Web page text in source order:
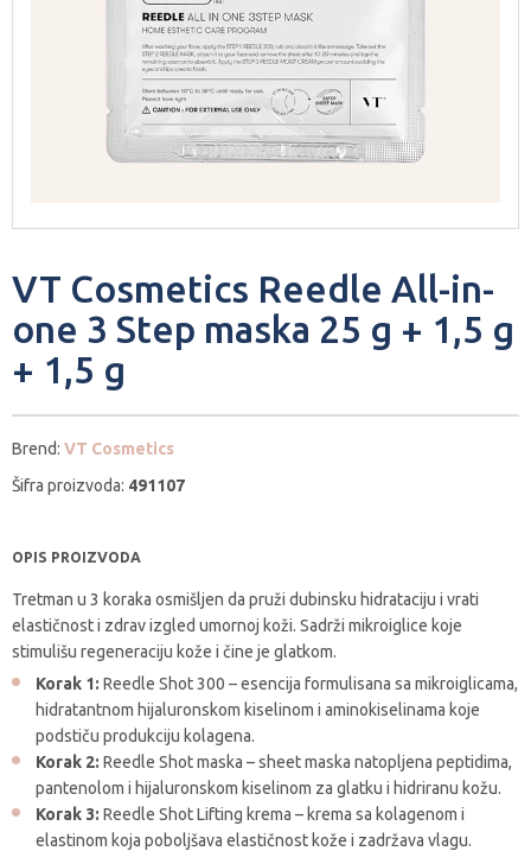
VT Cosmetics Reedle All-in-
one 3 Step maska 25 g + 1,5 g
+ 1,5 g
Brend: VT Cosmetics
Šifra proizvoda: 491107
OPIS PROIZVODA
Tretman u 3 koraka osmišljen da pruži dubinsku hidrataciju i vrati
elastičnost i zdrav izgled umornoj koži. Sadrži mikroiglice koje
stimulišu regeneraciju kože i čine je glatkom.
Korak 1: Reedle Shot 300 – esencija formulisana sa mikroiglicama,
hidratantnom hijaluronskom kiselinom i aminokiselinama koje
podstiču produkciju kolagena.
Korak 2: Reedle Shot maska – sheet maska natopljena peptidima,
pantenolom i hijaluronskom kiselinom za glatku i hidriranu kožu.
Korak 3: Reedle Shot Lifting krema – krema sa kolagenom i
elastinom koja poboljšava elastičnost kože i zadržava vlagu.